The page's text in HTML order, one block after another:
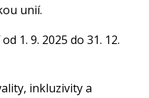
unií.
1. 9. 2025 do 31. 12.
inkluzivity a